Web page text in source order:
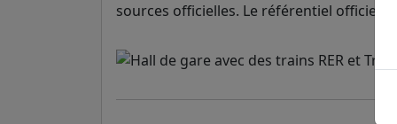
sources officielles. Le référentiel officiel